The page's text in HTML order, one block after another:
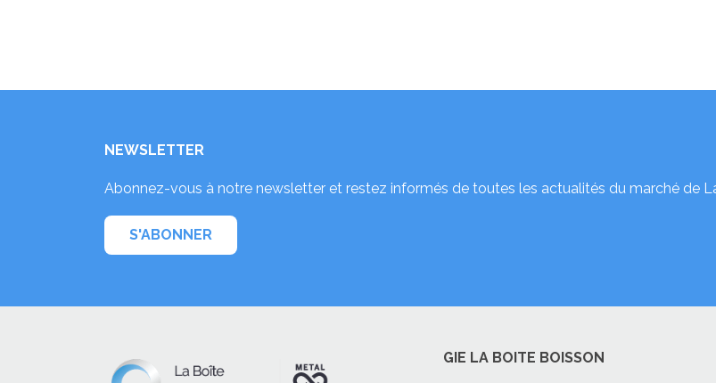
NEWSLETTER
Abonnez-vous à notre newsletter et restez informés de toutes les actualités du marché de
S'ABONNER
GIE LA BOITE BOISSON